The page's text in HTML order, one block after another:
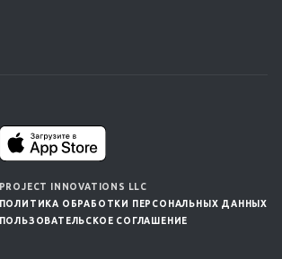
PROJECT INNOVATIONS LLC
ПОЛИТИКА ОБРАБОТКИ ПЕРСОНАЛЬНЫХ ДАННЫХ
ПОЛЬЗОВАТЕЛЬСКОЕ СОГЛАШЕНИЕ